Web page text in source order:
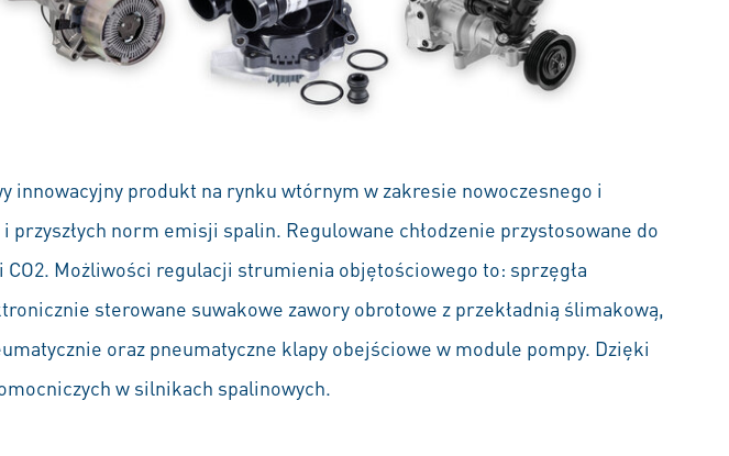
produkt na rynku wtórnym w zakresie nowoczesnego i
norm emisji spalin. Regulowane chłodzenie przystosowane do
Możliwości regulacji strumienia objętościowego to: sprzęgła
sterowane suwakowe zawory obrotowe z przekładnią ślimakową,
oraz pneumatyczne klapy obejściowe w module pompy. Dzięki
w silnikach spalinowych.